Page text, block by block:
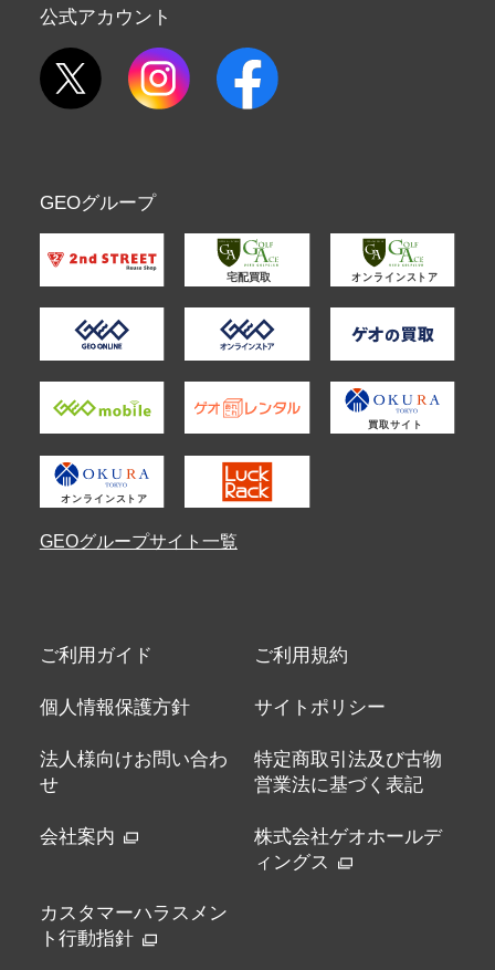
公式アカウント
GEOグループ
GEOグループサイト一覧
ご利用ガイド ご利用規約
個人情報保護方針 サイトポリシー
法人様向けお問い合わ
せ
特定商取引法及び古物
営業法に基づく表記
会社案内
株式会社ゲオホールデ
ィングス
カスタマーハラスメン
ト行動指針